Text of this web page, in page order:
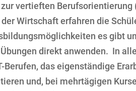
vertieften Berufsorientierung
Wirtschaft erfahren die
es gibt
direkt anwenden. In
Berufen, das eigenständige
und, bei mehrtägigen